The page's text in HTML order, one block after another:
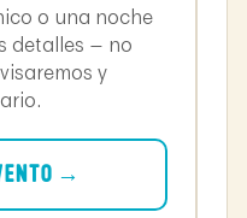
o una noche
detalles — no
y
→